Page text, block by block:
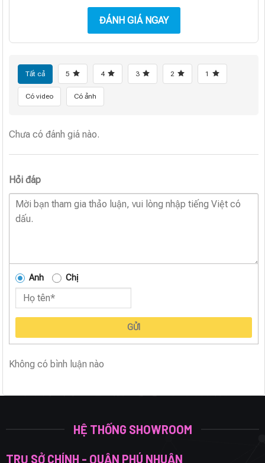
ĐÁNH GIÁ NGAY
Tất cả 5 4 3 2 1
Có video Có ảnh
Chưa có đánh giá nào.
Hỏi đáp
Anh Chị
GỬI
Không có bình luận nào
HỆ THỐNG SHOWROOM
TRỤ SỞ CHÍNH - QUẬN PHÚ NHUẬN